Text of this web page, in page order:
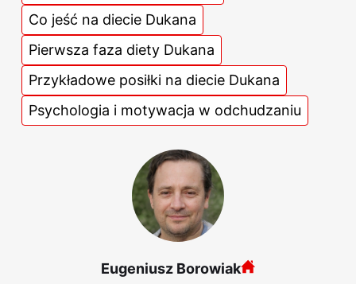
Co jeść na diecie Dukana
Pierwsza faza diety Dukana
Przykładowe posiłki na diecie Dukana
Psychologia i motywacja w odchudzaniu
Eugeniusz Borowiak